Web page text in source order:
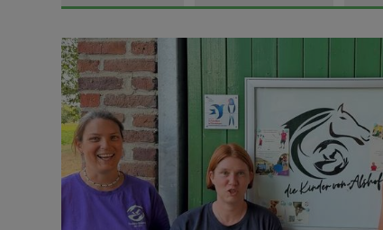
Vorbildlicher Einsatz für den Artenschutz gewürdigt